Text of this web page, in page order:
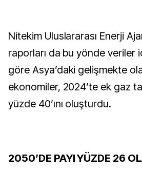
Nitekim Uluslararası Enerji
raporları da bu yönde veriler
göre Asya’daki gelişmekte
ekonomiler, 2024’te ek gaz
yüzde 40’ını oluşturdu.
2050’DE PAYI YÜZDE 26